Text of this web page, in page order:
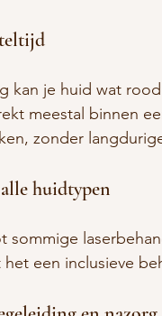
kan je huid wat
meestal binnen
zonder
huidtypen
sommige
het een inclusieve